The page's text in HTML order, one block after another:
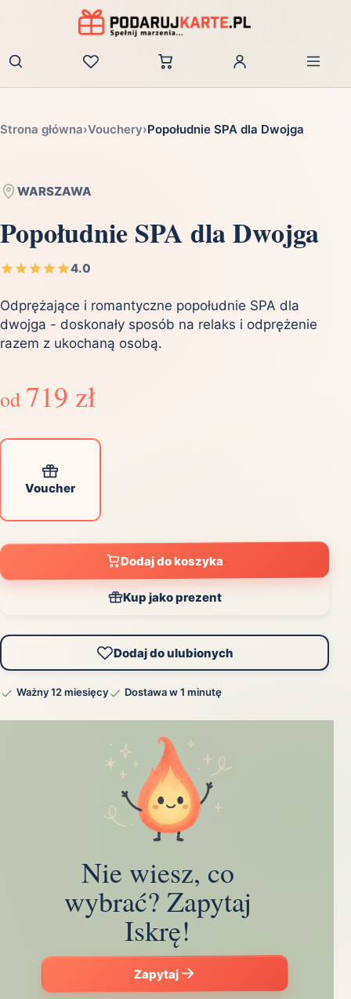
Zaloguj
Strona główna›Vouchery›Popołudnie SPA dla Dwojga
WARSZAWA
Popołudnie SPA dla Dwojga
4.0
Odprężające i romantyczne popołudnie SPA dla
dwojga - doskonały sposób na relaks i odprężenie
razem z ukochaną osobą.
od 719 zł
Voucher
Dodaj do koszyka
Kup jako prezent
Dodaj do ulubionych
Ważny 12 miesięcy Dostawa w 1 minutę
Nie wiesz, co
wybrać? Zapytaj
Iskrę!
Zapytaj